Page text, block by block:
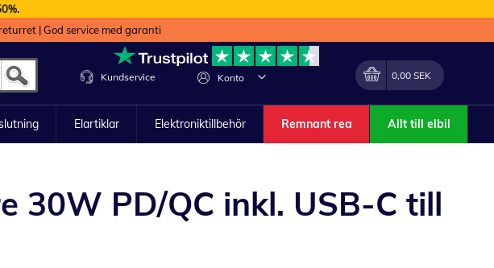
|God service med garanti
Konto Förändra
Min kundvagn
0,00 SEK
Kundservice
Elartiklar Elektroniktillbehör Remnant rea Allt till elbil
30W PD/QC inkl. USB-C till